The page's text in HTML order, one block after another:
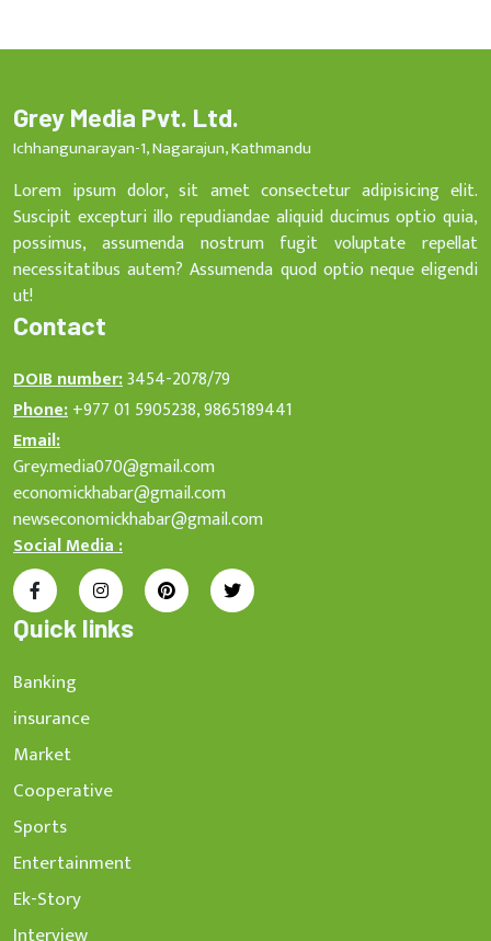
Grey Media Pvt. Ltd.
Ichhangunarayan-1, Nagarajun, Kathmandu
Lorem ipsum dolor, sit amet consectetur adipisicing elit.
Suscipit excepturi illo repudiandae aliquid ducimus optio quia,
possimus, assumenda nostrum fugit voluptate repellat
necessitatibus autem? Assumenda quod optio neque eligendi
ut!
Contact
DOIB number:3454-2078/79
Phone:+977 01 5905238, 9865189441
Email:
Grey.media070@gmail.com
economickhabar@gmail.com
newseconomickhabar@gmail.com
Social Media :
Quick links
Banking
insurance
Market
Cooperative
Sports
Entertainment
Ek-Story